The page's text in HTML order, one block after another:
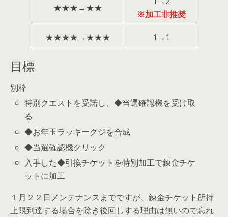
★★★→★★
※加工非推奨
★★★★→★★★ 1→1
目標
別枠
特別クエストを受諾し、◆当選確認機を受け取
る
◆お年玉ラッキークジを合成
◆当選確認機クリック
入手した◆引換チケットを特別加工で錬金チケ
ットに加工
１月２２日メンテナンスまでですが、錬金チケット所持
上限到達する場合を除き後回しする理由は無いので忘れ